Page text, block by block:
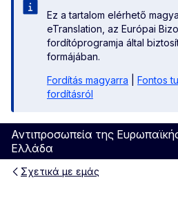
Ez a tartalom elérhető
eTranslation, az Európai
fordítóprogramja által
formájában.
Fordítás magyarra
Fontos
fordításról
Αντιπροσωπεία της
Ελλάδα
Σχετικά με εμάς